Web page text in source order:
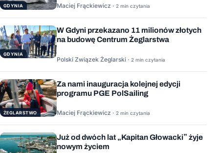
GDYNIA Maciej Frąckiewicz · 2 min czytania
GDYNIA
W Gdyni przekazano 11 milionów złotych
na budowę Centrum Żeglarstwa
Polski Związek Żeglarski · 2 min czytania
ŻEGLARSTWO
Za nami inauguracja kolejnej edycji
programu PGE PolSailing
Maciej Frąckiewicz · 2 min czytania
Już od dwóch lat „Kapitan Głowacki” żyje
nowym życiem